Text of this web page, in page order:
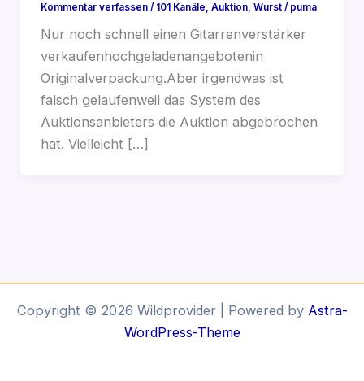
Kommentar verfassen / 101 Kanäle Auktion, Wurst/ puma
Nur noch schnell einen Gitarrenverstärker
verkaufenhochgeladenangebotenin
Originalverpackung.Aber irgendwas ist
falsch gelaufenweil das System des
Auktionsanbieters die Auktion abgebrochen
hat. Vielleicht […]
Copyright © 2026 Wildprovider | Powered by Astra-
WordPress-Theme